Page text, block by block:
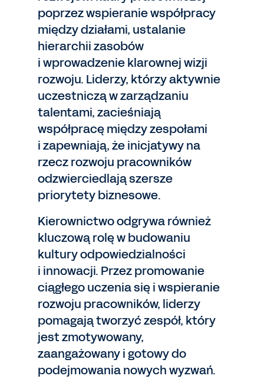
poprzez wspieranie współpracy
między działami, ustalanie
hierarchii zasobów
i wprowadzenie klarownej wizji
rozwoju. Liderzy, którzy aktywnie
uczestniczą w zarządzaniu
talentami, zacieśniają
współpracę między zespołami
i zapewniają, że inicjatywy na
rzecz rozwoju pracowników
odzwierciedlają szersze
priorytety biznesowe.
Kierownictwo odgrywa również
kluczową rolę w budowaniu
kultury odpowiedzialności
i innowacji. Przez promowanie
ciągłego uczenia się i wspieranie
rozwoju pracowników, liderzy
pomagają tworzyć zespół, który
jest zmotywowany,
zaangażowany i gotowy do
podejmowania nowych wyzwań.